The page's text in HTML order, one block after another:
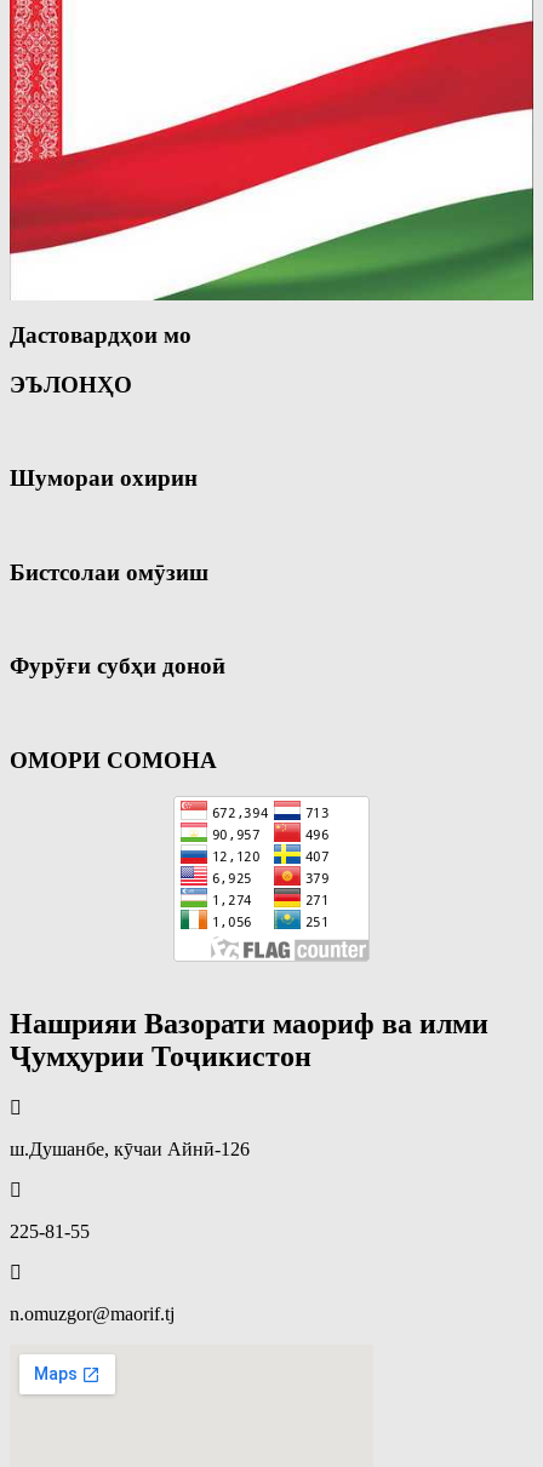
Дастовардҳои мо
ЭЪЛОНҲО
Шумораи охирин
Бистсолаи омӯзиш
Фурӯғи субҳи доноӣ
ОМОРИ СОМОНА
Нашрияи Вазорати маориф ва илми
Ҷумҳурии Тоҷикистон
ш.Душанбе, кӯчаи Айнӣ-126
225-81-55
n.omuzgor@maorif.tj